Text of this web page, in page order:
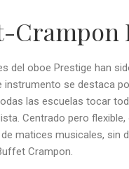
Crampon
del oboe Prestige han
instrumento se destaca
las escuelas tocar
Centrado pero
matices musicales, sin
Crampon.